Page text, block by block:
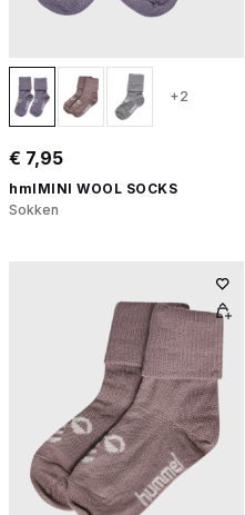
+2
€ 7,95
hmlMINI WOOL SOCKS
Sokken